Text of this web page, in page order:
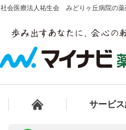
社会医療法人祐生会 みどりヶ丘病院の薬
サービ